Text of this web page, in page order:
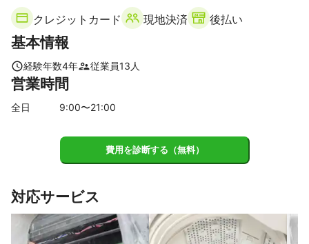
【埼玉県
草加市 朝霞市 新座市 川口市 和光市 戸田市
【神奈川県
川崎市
クレジットカード 現地決済 後払い
基本情報
経験年数4年 従業員13 人
営業時間
全日 9:00〜21:00
費用を診断する（無料）
対応サービス